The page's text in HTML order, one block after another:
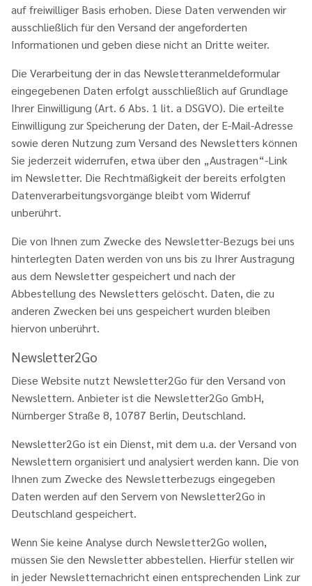
auf freiwilliger Basis erhoben. Diese Daten verwenden wir
ausschließlich für den Versand der angeforderten
Informationen und geben diese nicht an Dritte weiter.
Die Verarbeitung der in das Newsletteranmeldeformular
eingegebenen Daten erfolgt ausschließlich auf Grundlage
Ihrer Einwilligung (Art. 6 Abs. 1 lit. a DSGVO). Die erteilte
Einwilligung zur Speicherung der Daten, der E-Mail-Adresse
sowie deren Nutzung zum Versand des Newsletters können
Sie jederzeit widerrufen, etwa über den „Austragen“-Link
im Newsletter. Die Rechtmäßigkeit der bereits erfolgten
Datenverarbeitungsvorgänge bleibt vom Widerruf
unberührt.
Die von Ihnen zum Zwecke des Newsletter-Bezugs bei uns
hinterlegten Daten werden von uns bis zu Ihrer Austragung
aus dem Newsletter gespeichert und nach der
Abbestellung des Newsletters gelöscht. Daten, die zu
anderen Zwecken bei uns gespeichert wurden bleiben
hiervon unberührt.
Newsletter2Go
Diese Website nutzt Newsletter2Go für den Versand von
Newslettern. Anbieter ist die Newsletter2Go GmbH,
Nürnberger Straße 8, 10787 Berlin, Deutschland.
Newsletter2Go ist ein Dienst, mit dem u.a. der Versand von
Newslettern organisiert und analysiert werden kann. Die von
Ihnen zum Zwecke des Newsletterbezugs eingegeben
Daten werden auf den Servern von Newsletter2Go in
Deutschland gespeichert.
Wenn Sie keine Analyse durch Newsletter2Go wollen,
müssen Sie den Newsletter abbestellen. Hierfür stellen wir
in jeder Newsletternachricht einen entsprechenden Link zur